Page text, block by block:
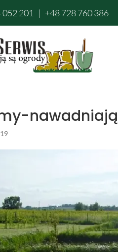
052 201 | +48 728 760 386